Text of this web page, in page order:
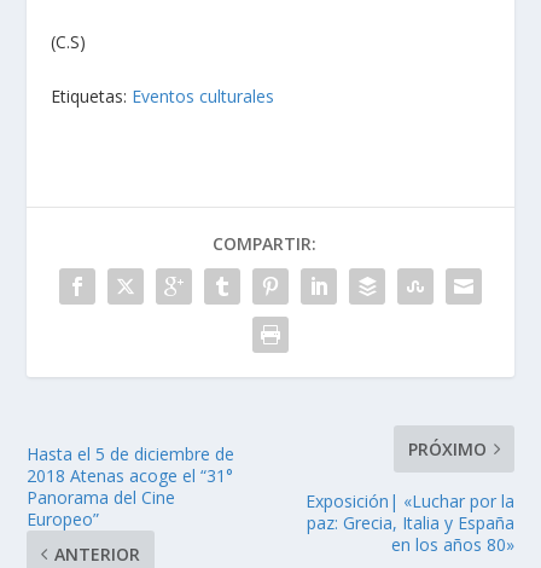
(C.S)
Etiquetas: Eventos culturales
COMPARTIR:
Hasta el 5 de diciembre de
2018 Atenas acoge el “31°
Panorama del Cine
Europeo”
ANTERIOR
PRÓXIMO
Exposición| «Luchar por la
paz: Grecia, Italia y España
en los años 80»